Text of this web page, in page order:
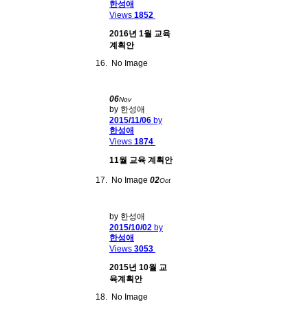
한성애
Views 1852
2016년 1월 교육
계획안
No Image
06Nov
by 한성애
2015/11/06 by
한성애
Views 1874
11월 교육 계획안
No Image 02Oct
by 한성애
2015/10/02 by
한성애
Views 3053
2015년 10월 교
육계획안
No Image